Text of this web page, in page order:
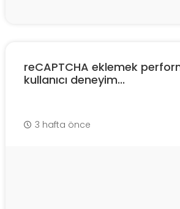
reCAPTCHA eklemek
kullanıcı deneyim...
3 hafta önce